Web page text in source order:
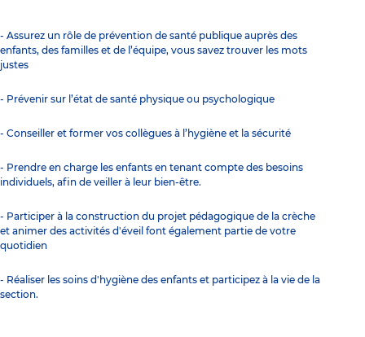
- Assurez un rôle de prévention de santé publique auprès des
enfants, des familles et de l’équipe, vous savez trouver les mots
justes
- Prévenir sur l’état de santé physique ou psychologique
- Conseiller et former vos collègues à l’hygiène et la sécurité
- Prendre en charge les enfants en tenant compte des besoins
individuels, afin de veiller à leur bien-être.
- Participer à la construction du projet pédagogique de la crèche
et animer des activités d'éveil font également partie de votre
quotidien
- Réaliser les soins d'hygiène des enfants et participez à la vie de la
section.